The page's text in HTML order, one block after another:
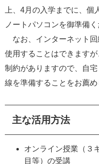
上、4月の入学までに、個
ノートパソコンを御準備く
なお、インターネット回
使用することはできます
制約がありますので、自
線を準備することをお薦め
主な活用方法
オンライン授業（３
目等）の受講